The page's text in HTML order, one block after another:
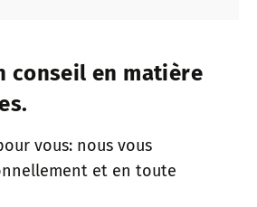
conseil en matière
vous: nous vous
et en toute